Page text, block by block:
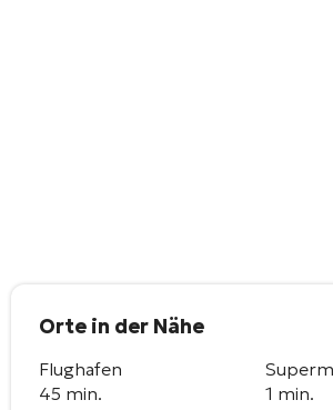
Orte in der Nähe
Flughafen
45 min.
1 min.